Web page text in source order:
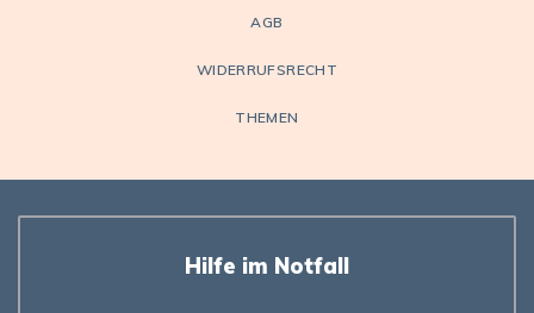
AGB
WIDERRUFSRECHT
THEMEN
Hilfe im Notfall